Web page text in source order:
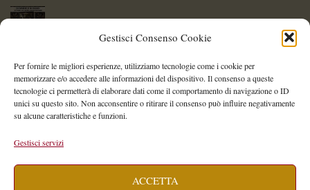
Gestisci Consenso Cookie
Per fornire le migliori esperienze, utilizziamo tecnologie come i cookie per
memorizzare e/o accedere alle informazioni del dispositivo. Il consenso a queste
tecnologie ci permetterà di elaborare dati come il comportamento di navigazione o ID
unici su questo sito. Non acconsentire o ritirare il consenso può influire negativamente
su alcune caratteristiche e funzioni.
Gestisci servizi
ACCETTA
Di Spade e di Eroi – Storie di Lame Leggendarie